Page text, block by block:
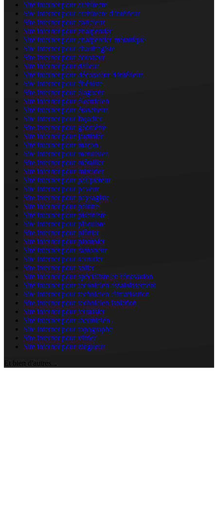
Site internet pour architecte
Site internet pour architecte d'intérieur
Site internet pour carreleur
Site internet pour charpentier
Site internet pour charpentier métallique
Site internet pour chauffagiste
Site internet pour couvreur
Site internet pour dalleur
Site internet pour décorateur d'intérieur
Site internet pour ébéniste
Site internet pour élagueur
Site internet pour électricien
Site internet pour étancheur
Site internet pour façadier
Site internet pour géomètre
Site internet pour jardinier
Site internet pour maçon
Site internet pour menuisier
Site internet pour métallier
Site internet pour miroitier
Site internet pour parqueteur
Site internet pour paveur
Site internet pour paysagiste
Site internet pour peintre
Site internet pour pisciniste
Site internet pour plaquiste
Site internet pour plâtrier
Site internet pour plombier
Site internet pour ramoneur
Site internet pour serrurier
Site internet pour solier
Site internet pour spécialiste en rénovation
Site internet pour technicien assainissement
Site internet pour technicien climatisation
Site internet pour technicien isolation
Site internet pour terrassier
Site internet pour thermicien
Site internet pour topographe
Site internet pour vitrier
Site internet pour zingueur
Et bien d'autres...